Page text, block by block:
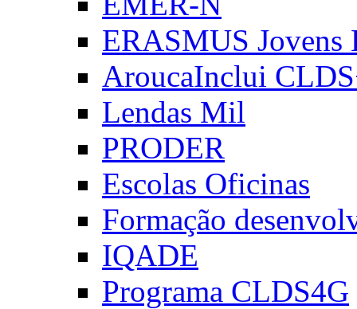
ERASMUS Jovens
AroucaInclui
Lendas Mil
PRODER
Escolas Oficinas
Formação
IQADE
Programa CLDS4G